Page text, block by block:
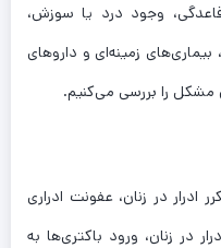
وجود درد یا سوزش،
بیماری‌های زمینه‌ای و داروهای
مشکل را بررسی می‌کنیم.
ادرار در زنان، عفونت ادراری
در زنان، ورود باکتری‌ها به